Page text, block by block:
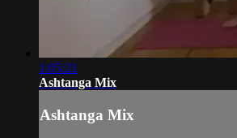
1:05:21
Ashtanga Mix
Ashtanga Mix